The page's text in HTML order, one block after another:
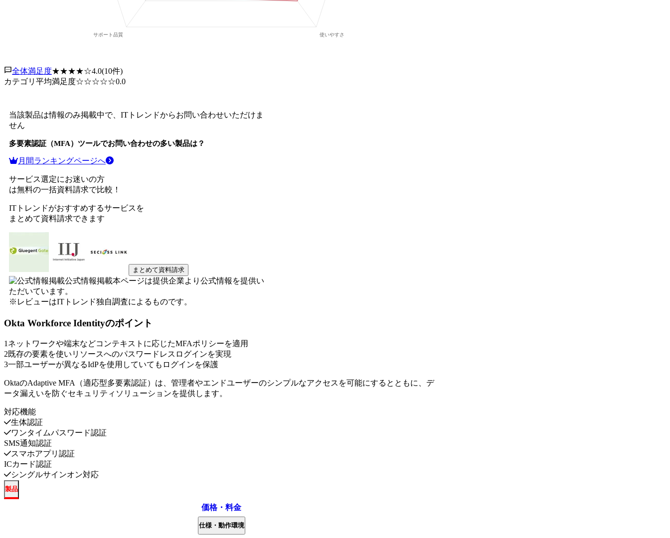
全体満足度★★★★☆4.0(10件)
カテゴリ平均満足度☆☆☆☆☆0.0
当該製品は情報のみ掲載中で、ITトレンドからお問い合わせいただけま
せん
多要素認証（MFA）ツールでお問い合わせの多い製品は？
月間ランキングページへ
サービス選定にお迷いの方
は無料の一括資料請求で比較！
ITトレンドがおすすめするサービスを
まとめて資料請求できます
まとめて資料請求
公式情報掲載本ページは提供企業より公式情報を提供い
ただいています。
※レビューはITトレンド独自調査によるものです。
Okta Workforce Identityのポイント
1 ネットワークや端末などコンテキストに応じたMFAポリシーを適用
2既存の要素を使いリソースへのパスワードレスログインを実現
3一部ユーザーが異なるIdPを使用していてもログインを保護
OktaのAdaptive MFA（適応型多要素認証）は、管理者やエンドユーザーのシンプルなアクセスを可能にするとともに、デ
ータ漏えいを防ぐセキュリティソリューションを提供します。
対応機能
生体認証
ワンタイムパスワード認証
SMS通知認証
スマホアプリ認証
ICカード認証
シングルサインオン対応
製品
価格・料金
仕様・動作環境